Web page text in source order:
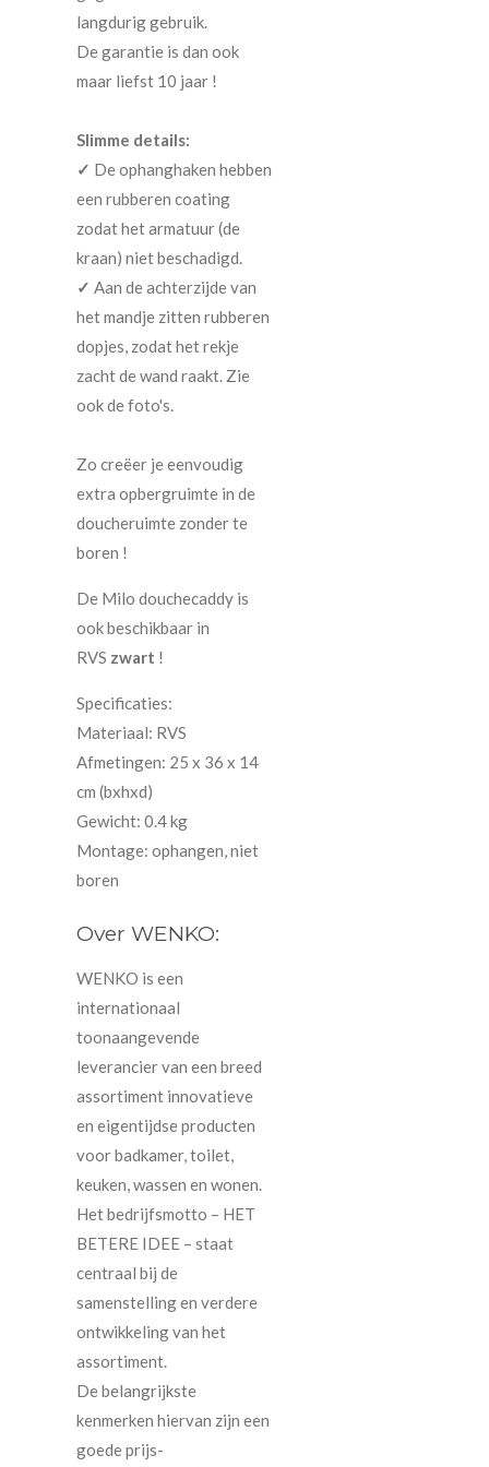
langdurig gebruik.
De garantie is dan ook
maar liefst 10 jaar !
Slimme details:
✓ De ophanghaken hebben
een rubberen coating
zodat het armatuur (de
kraan) niet beschadigd.
✓ Aan de achterzijde van
het mandje zitten rubberen
dopjes, zodat het rekje
zacht de wand raakt. Zie
ook de foto's.
Zo creëer je eenvoudig
extra opbergruimte in de
doucheruimte zonder te
boren !
De Milo douchecaddy is
ook beschikbaar in
RVS zwart !
Specificaties:
Materiaal: RVS
Afmetingen: 25 x 36 x 14
cm (bxhxd)
Gewicht: 0.4 kg
Montage: ophangen, niet
boren
Over WENKO:
WENKO is een
internationaal
toonaangevende
leverancier van een breed
assortiment innovatieve
en eigentijdse producten
voor badkamer, toilet,
keuken, wassen en wonen.
Het bedrijfsmotto – HET
BETERE IDEE – staat
centraal bij de
samenstelling en verdere
ontwikkeling van het
assortiment.
De belangrijkste
kenmerken hiervan zijn een
goede prijs-